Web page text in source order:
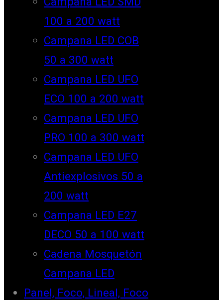
100 a 200 watt
Campana LED COB
50 a 300 watt
Campana LED UFO
ECO 100 a 200 watt
Campana LED UFO
PRO 100 a 300 watt
Campana LED UFO
Antiexplosivos 50 a
200 watt
Campana LED E27
DECO 50 a 100 watt
Cadena Mosquetón
Campana LED
Panel, Foco, Lineal, Foco